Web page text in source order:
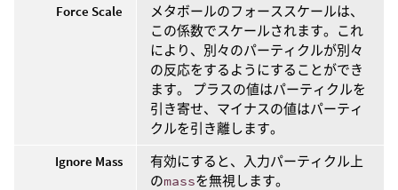
Force Scale
メタボールのフォーススケールは、
この係数でスケールされます。これ
により、別々のパーティクルが別々
の反応をするようにすることができ
ます。 プラスの値はパーティクルを
引き寄せ、マイナスの値はパーティ
クルを引き離します。
Ignore Mass
有効にすると、入力パーティクル上
のmassを無視します。